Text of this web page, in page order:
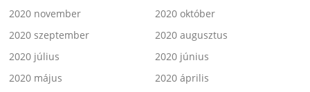
2020 november
2020 október
2020 szeptember
2020 augusztus
2020 július
2020 június
2020 május
2020 április